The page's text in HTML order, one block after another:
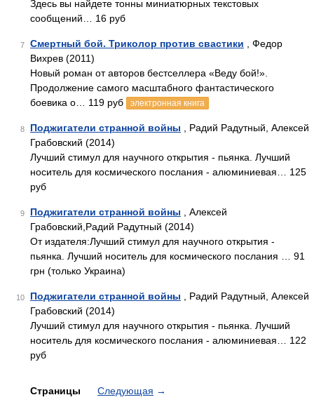
Здесь вы найдете тонны миниатюрных текстовых
сообщений… 16 руб
7 Смертный бой. Триколор против свастики , Федор
Вихрев (2011)
Новый роман от авторов бестселлера «Веду бой!».
Продолжение самого масштабного фантастического
боевика о… 119 руб
электронная книга
8 Поджигатели странной войны , Радий Радутный, Алексей
Грабовский (2014)
Лучший стимул для научного открытия - пьянка. Лучший
носитель для космического послания - алюминиевая… 125
руб
9 Поджигатели странной войны , Алексей
Грабовский,Радий Радутный (2014)
От издателя:Лучший стимул для научного открытия -
пьянка. Лучший носитель для космического послания … 91
грн (только Украина)
10 Поджигатели странной войны , Радий Радутный, Алексей
Грабовский (2014)
Лучший стимул для научного открытия - пьянка. Лучший
носитель для космического послания - алюминиевая… 122
руб
Страницы Следующая →